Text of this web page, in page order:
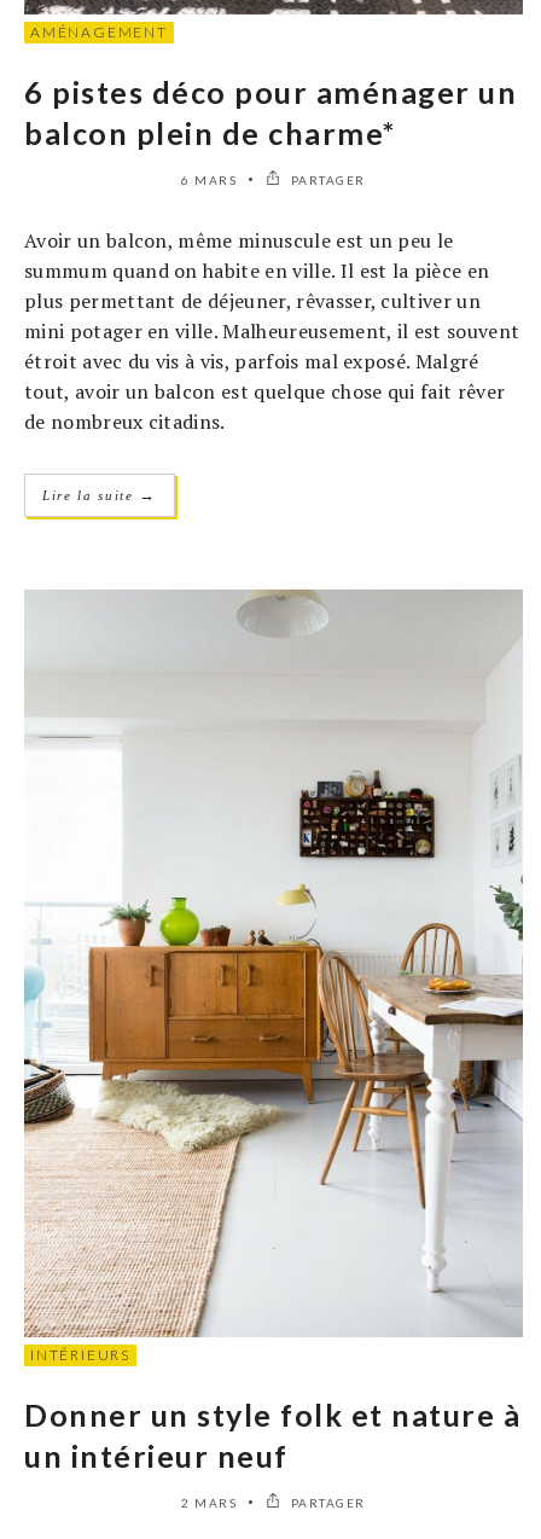
AMÉNAGEMENT
6 pistes déco pour aménager un
balcon plein de charme*
6 MARS PARTAGER
Avoir un balcon, même minuscule est un peu le
summum quand on habite en ville. Il est la pièce en
plus permettant de déjeuner, rêvasser, cultiver un
mini potager en ville. Malheureusement, il est souvent
étroit avec du vis à vis, parfois mal exposé. Malgré
tout, avoir un balcon est quelque chose qui fait rêver
de nombreux citadins.
Lire la suite →
INTÉRIEURS
Donner un style folk et nature à
un intérieur neuf
2 MARS PARTAGER